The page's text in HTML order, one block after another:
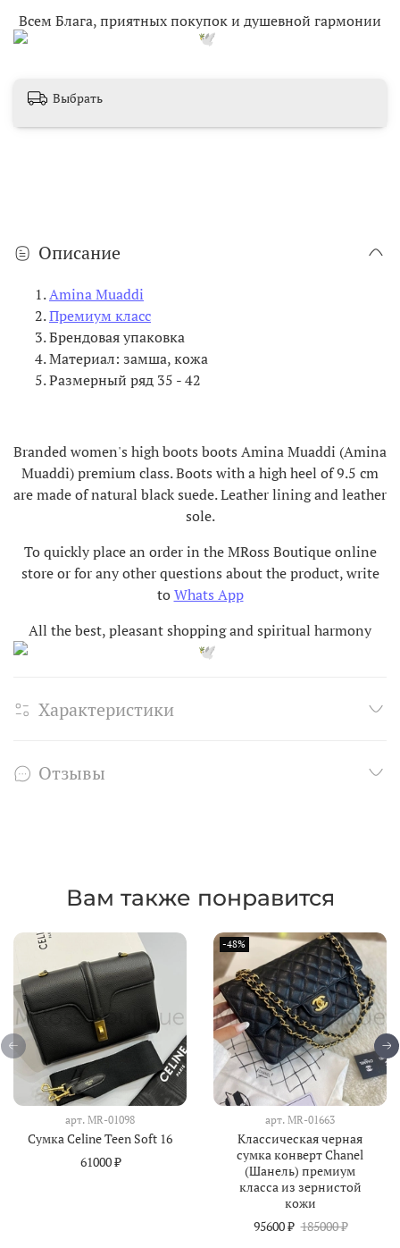
Всем Блага, приятных покупок и душевной гармонии
Выбрать
Описание
Amina Muaddi
Премиум класс
Брендовая упаковка
Материал: замша, кожа
Размерный ряд 35 - 42
Branded women's high boots boots Amina Muaddi (Amina
Muaddi) premium class. Boots with a high heel of 9.5 cm
are made of natural black suede. Leather lining and leather
sole.
To quickly place an order in the MRoss Boutique online
store or for any other questions about the product, write
to Whats App
All the best, pleasant shopping and spiritual harmony
Характеристики
Отзывы
Вам также понравится
арт. MR-01098
Сумка Celine Teen Soft 16
61000 ₽
-48%
арт. MR-01663
Классическая черная
сумка конверт Chanel
(Шанель) премиум
класса из зернистой
кожи
95600 ₽ 185000 ₽